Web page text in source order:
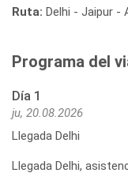
Ruta: Delhi - Jaipur -
Programa del
Día 1
ju, 20.08.2026
Llegada Delhi
Llegada Delhi,